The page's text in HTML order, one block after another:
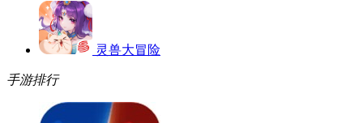
灵兽大冒险
手游排行